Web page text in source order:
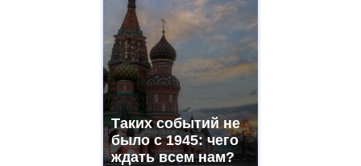
Таких событий не
было с 1945: чего
ждать всем нам?